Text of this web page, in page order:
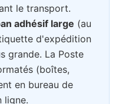
le transport.
adhésif large (au
d'expédition
grande. La Poste
(boîtes,
en bureau de
ligne.